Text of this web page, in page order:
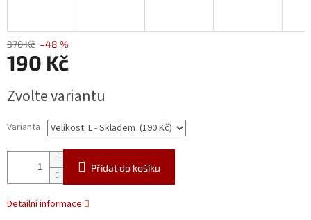
370 Kč –48 %
190 Kč
cena:
Zvolte variantu
Varianta
Přidat do košíku
Detailní informace